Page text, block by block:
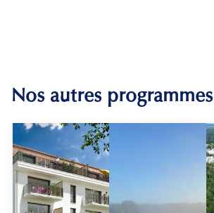
Nos autres programmes